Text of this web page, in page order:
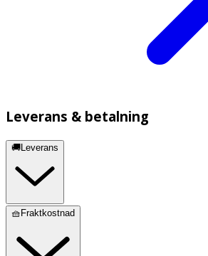
Leverans & betalning
🚚Leverans
🧺Fraktkostnad